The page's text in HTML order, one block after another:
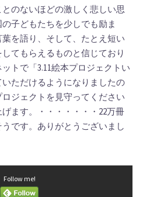
のないほどの激しく悲しい思
子どもたちを少しでも励ま
を語り、そして、たとえ短い
てもらえるものと信じており
トで「3.11絵本プロジェクトい
ただけるようになりましたの
ジェクトを見守ってください
ます。・・・・・・・22万冊
です。ありがとうございまし
Follow me!